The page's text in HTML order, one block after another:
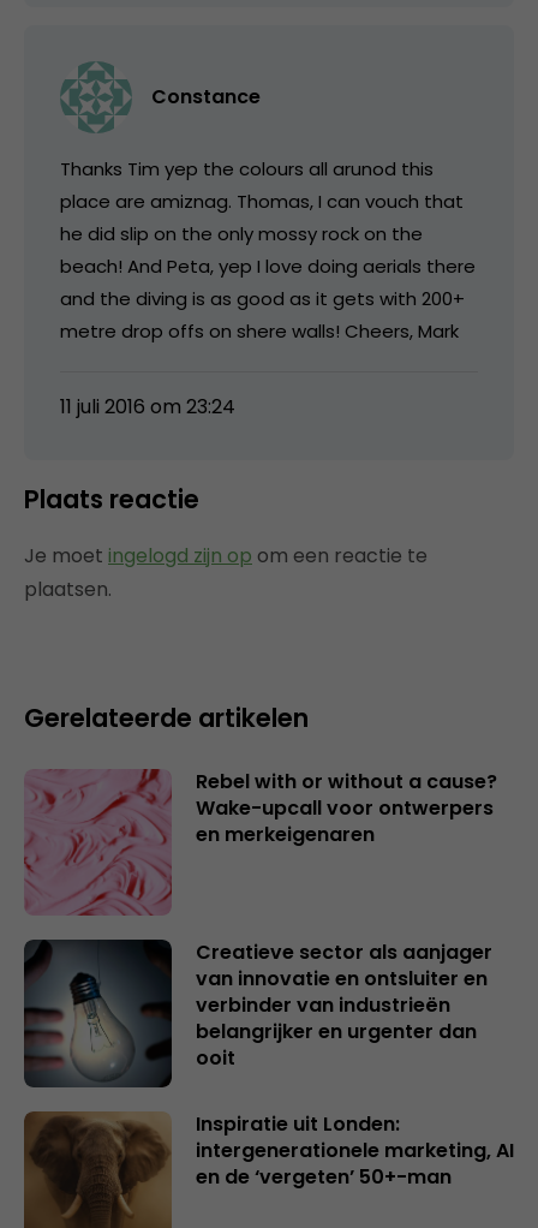
Constance
Thanks Tim yep the colours all arunod this
place are amiznag. Thomas, I can vouch that
he did slip on the only mossy rock on the
beach! And Peta, yep I love doing aerials there
and the diving is as good as it gets with 200+
metre drop offs on shere walls! Cheers, Mark
11 juli 2016 om 23:24
Plaats reactie
Je moet ingelogd zijn op om een reactie te
plaatsen.
Gerelateerde artikelen
Rebel with or without a cause?
Wake-upcall voor ontwerpers
en merkeigenaren
Creatieve sector als aanjager
van innovatie en ontsluiter en
verbinder van industrieën
belangrijker en urgenter dan
ooit
Inspiratie uit Londen:
intergenerationele marketing, AI
en de ‘vergeten’ 50+-man